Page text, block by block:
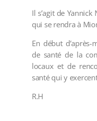
Il s’agit de
qui se rendra à
En début
de santé de la
locaux et de
santé qui y
R.H